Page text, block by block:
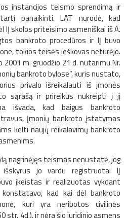
instancijos teismo sprendimą ir
panaikinti. LAT nurodė, kad
IĮ skolos priteisimo asmeniškai iš A.
bankroto procedūros ir IĮ buvo
tokios teisės ieškovas neturėjo.
m. gruodžio 21 d. nutarimu Nr.
bankroto bylose“, kuris nustato,
privalo išreikalauti iš įmonės
sąrašą ir prireikus nukreipti į jį
išvada, kad baigus bankroto
Įmonių bankroto įstatymas
kelti naujų reikalavimų bankroto
nagrinėjęs teismas nenustatė, jog
jo vardu registruotai IĮ
įkeistas ir realizuotas vykdant
konstatavo, kad kai dėl bankroto
kuri yra neribotos civilinės
str. 4d.), ir nėra šio juridinio asmens